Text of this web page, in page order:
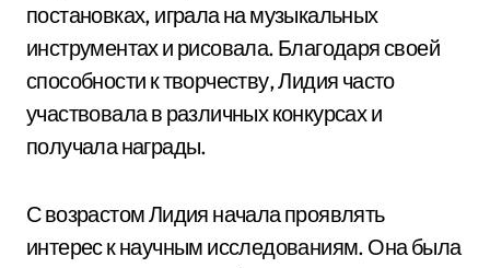
постановках, играла на музыкальных
инструментах и рисовала. Благодаря своей
способности к творчеству, Лидия часто
участвовала в различных конкурсах и
получала награды.
С возрастом Лидия начала проявлять
интерес к научным исследованиям. Она была